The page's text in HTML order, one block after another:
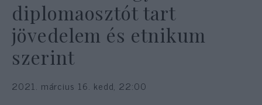
diplomaosztót tart
jövedelem és etnikum
szerint
2021. március 16. kedd, 22:00